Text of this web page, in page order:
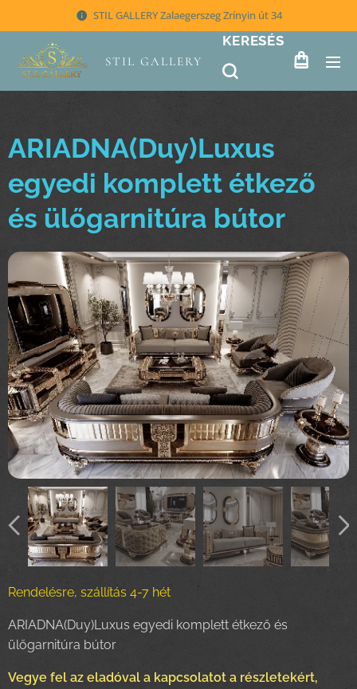
STIL GALLERY Zalaegerszeg Zrínyin út 34
STIL GALLERY
KERESÉS
ARIADNA(Duy)Luxus
egyedi komplett étkező
és ülőgarnitúra bútor
Rendelésre, szállítás 4-7 hét
ARIADNA(Duy)Luxus egyedi komplett étkező és
ülőgarnitúra bútor
Vegye fel az eladóval a kapcsolatot a részletekért,